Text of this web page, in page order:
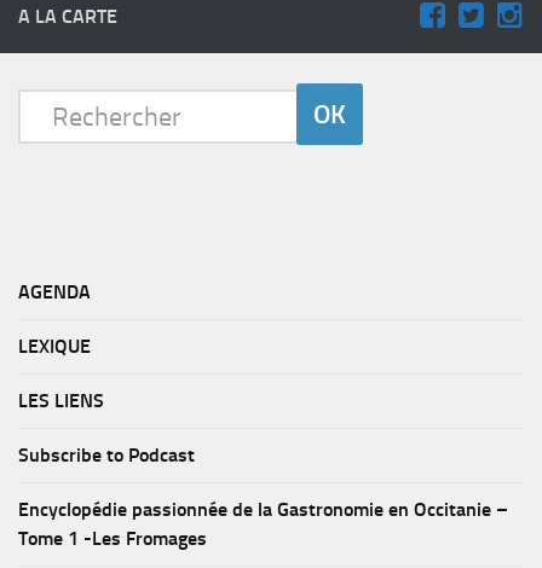
A LA CARTE
AGENDA
LEXIQUE
LES LIENS
Subscribe to Podcast
Encyclopédie passionnée de la Gastronomie en Occitanie –
Tome 1 -Les Fromages